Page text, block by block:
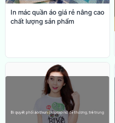
In mác quần áo giá rẻ nâng cao
chất lượng sản phẩm